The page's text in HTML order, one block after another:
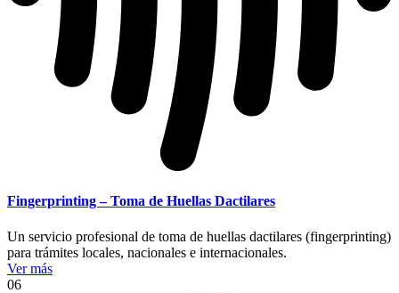
Fingerprinting – Toma de Huellas Dactilares
Un servicio profesional de toma de huellas dactilares (fingerprinting)
para trámites locales, nacionales e internacionales.
Ver más
06